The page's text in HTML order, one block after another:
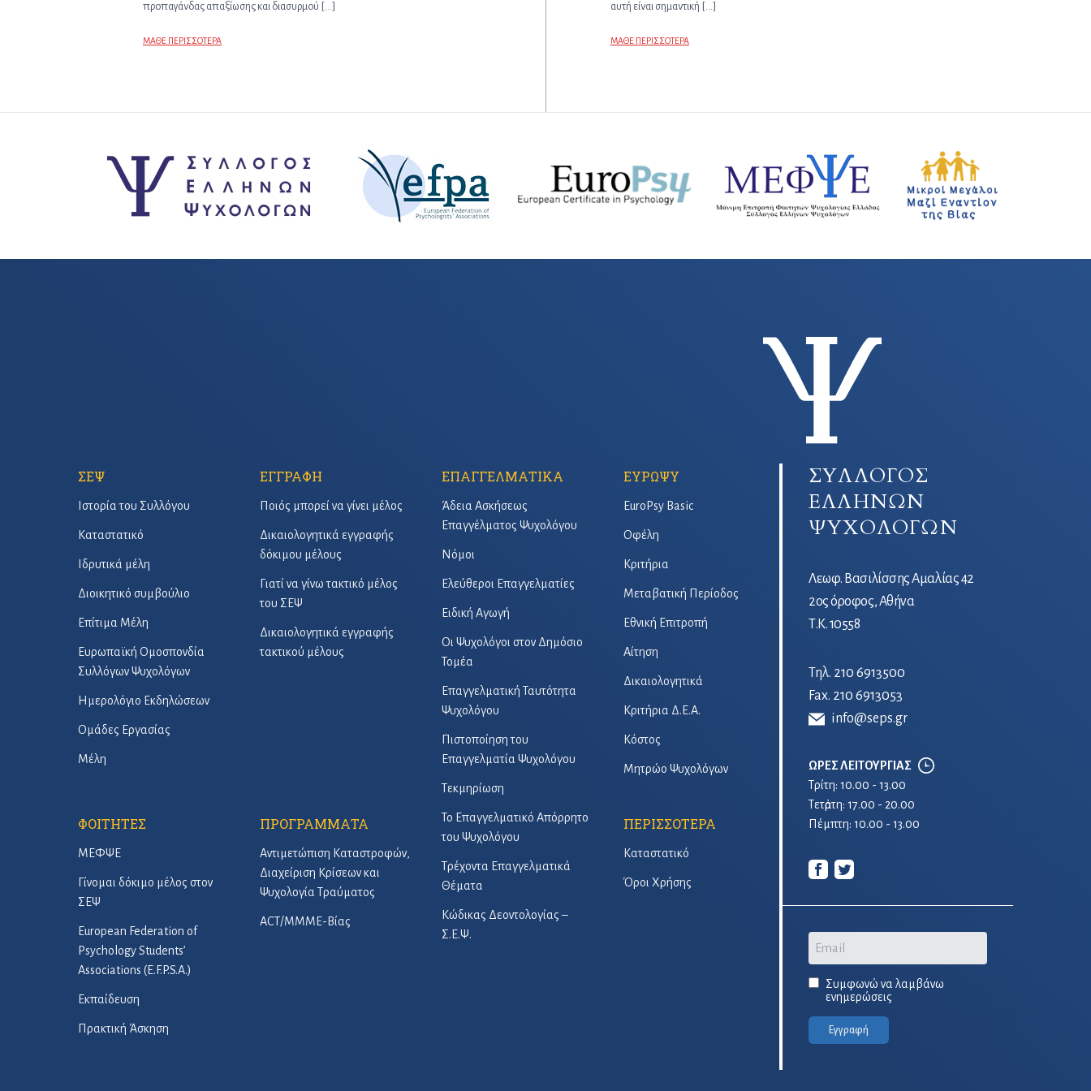
προπαγάνδας απαξίωσης και διασυρμού […]
ΜΑΘΕ ΠΕΡΙΣΣΟΤΕΡΑ
αυτή είναι σημαντική […]
ΜΑΘΕ ΠΕΡΙΣΣΟΤΕΡΑ
ΣΥΛΛΟΓΟΣ
ΕΛΛΗΝΩΝ
ΨΥΧΟΛΟΓΩΝ
Λεωφ. Βασιλίσσης Αμαλίας 42
2ος όροφος, Αθήνα
Τ.Κ. 10558
Τηλ. 210 6913500
Fax. 210 6913053
info@seps.gr
ΩΡΕΣ ΛΕΙΤΟΥΡΓΙΑΣ
Τρίτη: 10.00 - 13.00
Τετἀρτη: 17.00 - 20.00
Πέμπτη: 10.00 - 13.00
Email
Συμφωνώ να λαμβάνω
ενημερώσεις
Εγγραφή
ΣΕΨ
Ιστορία του Συλλόγου
Καταστατικό
Ιδρυτικά μέλη
Διοικητικό συμβούλιο
Επίτιμα Μέλη
Ευρωπαϊκή Ομοσπονδία
Συλλόγων Ψυχολόγων
Ημερολόγιο Εκδηλώσεων
Ομάδες Εργασίας
Μέλη
ΕΓΓΡΑΦΗ
Ποιός μπορεί να γίνει μέλος
Δικαιολογητικά εγγραφής
δόκιμου μέλους
Γιατί να γίνω τακτικό μέλος
του ΣΕΨ
Δικαιολογητικά εγγραφής
τακτικού μέλους
ΕΠΑΓΓΕΛΜΑΤΙΚΑ
Άδεια Ασκήσεως
Επαγγέλματος Ψυχολόγου
Νόμοι
Ελεύθεροι Επαγγελματίες
Ειδική Αγωγή
Οι Ψυχολόγοι στον Δημόσιο
Τομέα
Επαγγελματική Ταυτότητα
Ψυχολόγου
Πιστοποίηση του
Επαγγελματία Ψυχολόγου
Τεκμηρίωση
Το Επαγγελματικό Απόρρητο
του Ψυχολόγου
Τρέχοντα Επαγγελματικά
Θέματα
Κώδικας Δεοντολογίας –
Σ.Ε.Ψ.
ΕΥΡΩΨΥ
EuroPsy Basic
Οφέλη
Κριτήρια
Μεταβατική Περίοδος
Εθνική Επιτροπή
Αίτηση
Δικαιολογητικά
Κριτήρια Δ.Ε.Α.
Κόστος
Μητρώο Ψυχολόγων
ΦΟΙΤΗΤΕΣ
ΜΕΦΨΕ
Γίνομαι δόκιμο μέλος στον
ΣΕΨ
European Federation of
Psychology Students’
Associations (E.F.P.S.A.)
Εκπαίδευση
Πρακτική Άσκηση
ΠΡΟΓΡΑΜΜΑΤΑ
Αντιμετώπιση Καταστροφών,
Διαχείριση Κρίσεων και
Ψυχολογία Τραύματος
ACT/ΜΜΜΕ-Βίας
ΠΕΡΙΣΣΟΤΕΡΑ
Καταστατικό
Όροι Χρήσης